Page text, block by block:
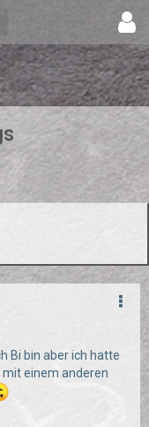
Bi bin aber ich hatte
einem anderen